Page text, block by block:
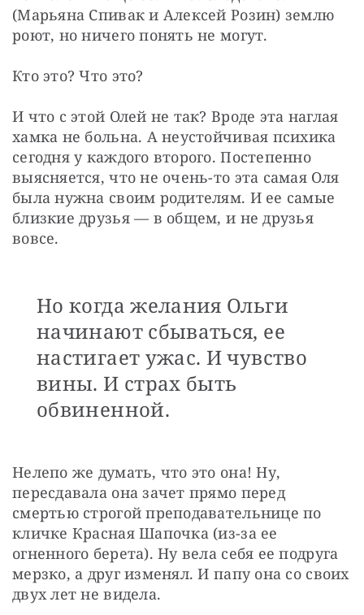
(Марьяна Спивак и Алексей Розин) землю
роют, но ничего понять не могут.
Кто это? Что это?
И что с этой Олей не так? Вроде эта наглая
хамка не больна. А неустойчивая психика
сегодня у каждого второго. Постепенно
выясняется, что не очень-то эта самая Оля
была нужна своим родителям. И ее самые
близкие друзья — в общем, и не друзья
вовсе.
Но когда желания Ольги
начинают сбываться, ее
настигает ужас. И чувство
вины. И страх быть
обвиненной.
Нелепо же думать, что это она! Ну,
пересдавала она зачет прямо перед
смертью строгой преподавательнице по
кличке Красная Шапочка (из-за ее
огненного берета). Ну вела себя ее подруга
мерзко, а друг изменял. И папу она со своих
двух лет не видела.